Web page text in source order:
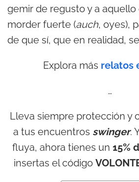
gemir de regusto y a
morder fuerte (auch, oyes),
de que sí, que en realidad,
Explora más relatos
…
Lleva siempre protección y
a tus encuentros swinger.
fluya, ahora tienes un 15%
insertas el código